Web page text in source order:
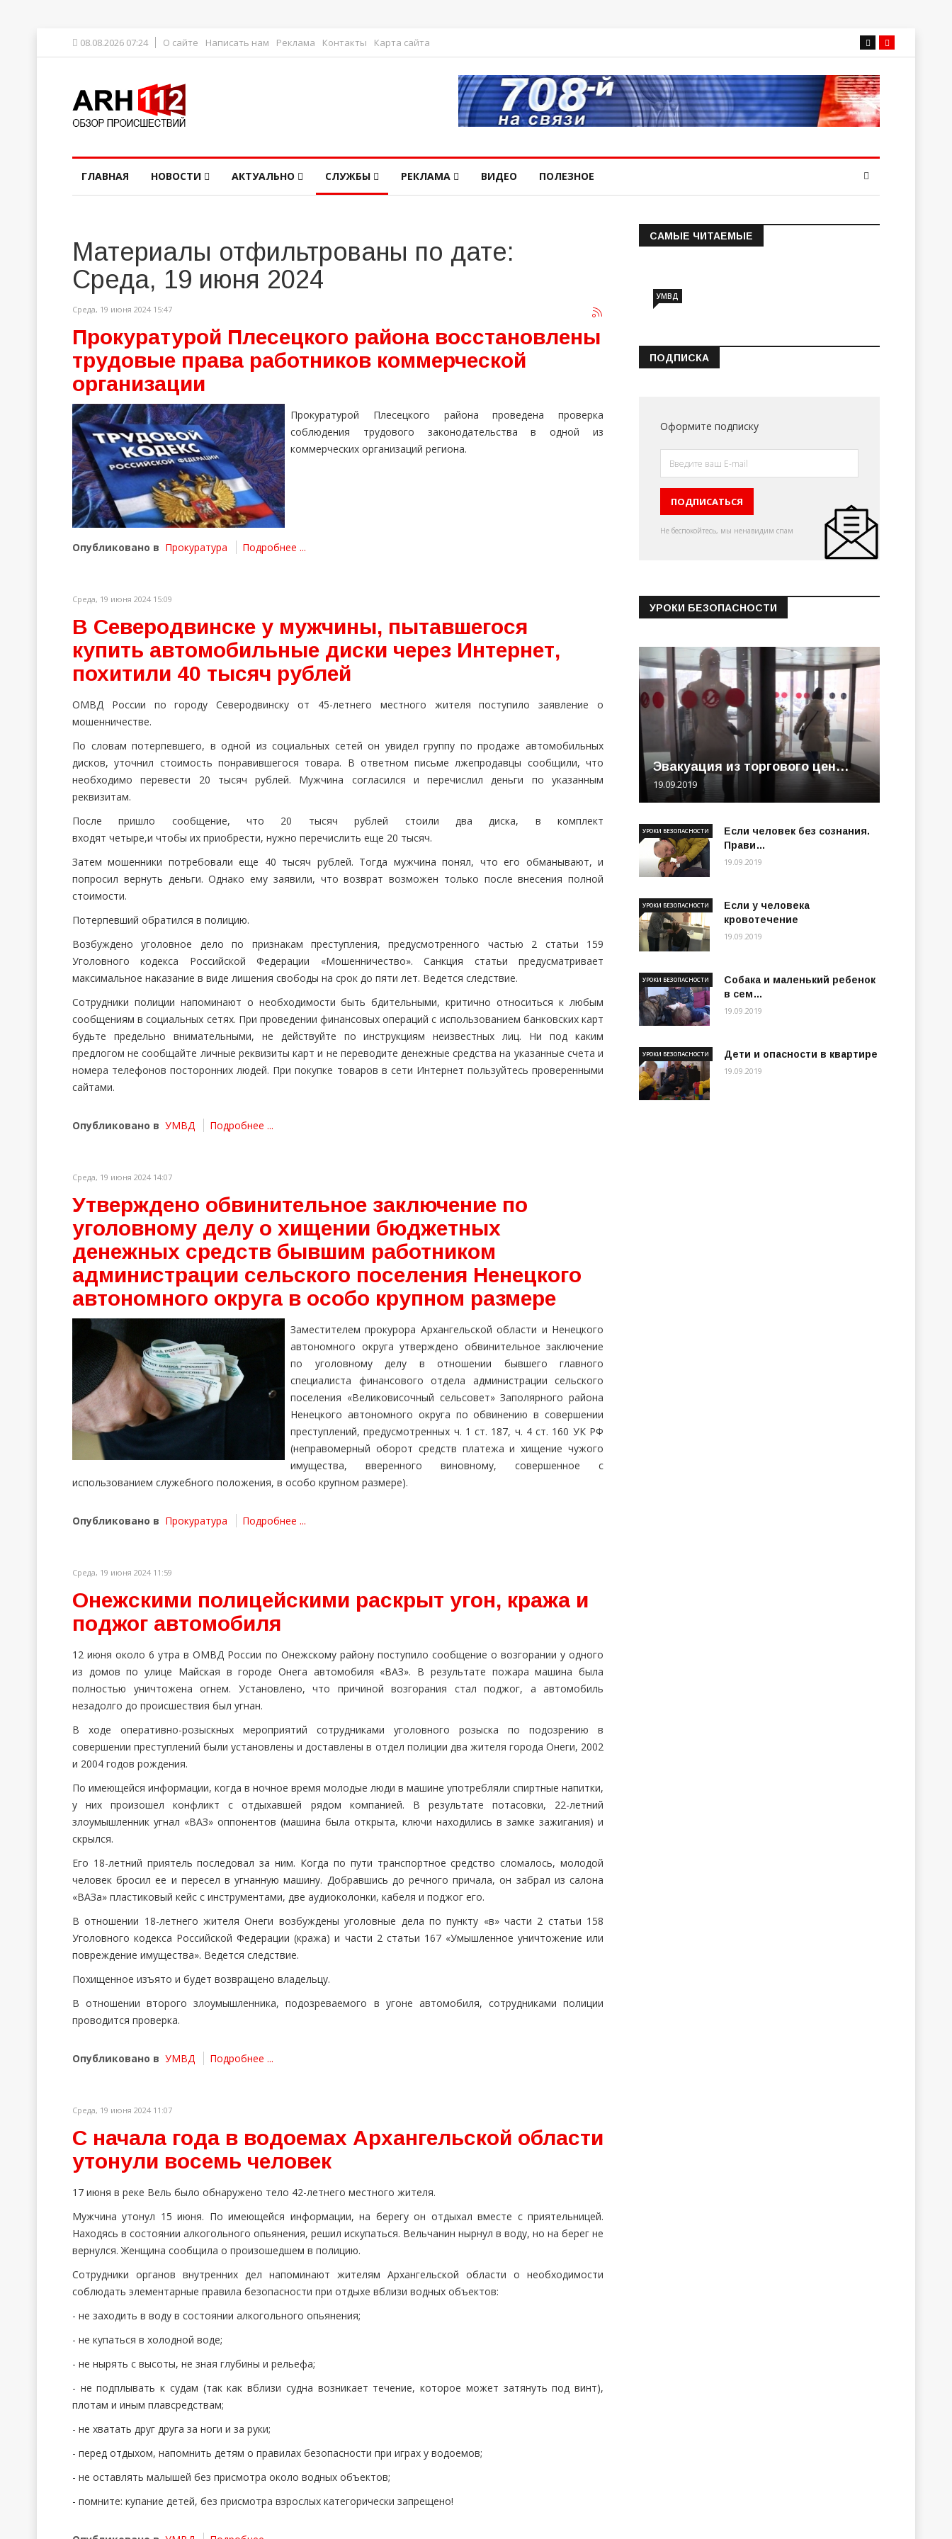
08.08.2026 07:24 О сайте Написать нам Реклама Контакты Карта сайта
ГЛАВНАЯ НОВОСТИ АКТУАЛЬНО СЛУЖБЫ РЕКЛАМА ВИДЕО ПОЛЕЗНОЕ
Материалы отфильтрованы по дате:
Среда, 19 июня 2024
Среда, 19 июня 2024 15:47
Прокуратурой Плесецкого района восстановлены
трудовые права работников коммерческой
организации
Прокуратурой Плесецкого района проведена проверка
соблюдения трудового законодательства в одной из
коммерческих организаций региона.
Опубликовано в Прокуратура Подробнее ...
Среда, 19 июня 2024 15:09
В Северодвинске у мужчины, пытавшегося
купить автомобильные диски через Интернет,
похитили 40 тысяч рублей
ОМВД России по городу Северодвинску от 45-летнего местного жителя поступило заявление о
мошенничестве.
По словам потерпевшего, в одной из социальных сетей он увидел группу по продаже автомобильных
дисков, уточнил стоимость понравившегося товара. В ответном письме лжепродавцы сообщили, что
необходимо перевести 20 тысяч рублей. Мужчина согласился и перечислил деньги по указанным
реквизитам.
После пришло сообщение, что 20 тысяч рублей стоили два диска, в комплект
входят четыре,и чтобы их приобрести, нужно перечислить еще 20 тысяч.
Затем мошенники потребовали еще 40 тысяч рублей. Тогда мужчина понял, что его обманывают, и
попросил вернуть деньги. Однако ему заявили, что возврат возможен только после внесения полной
стоимости.
Потерпевший обратился в полицию.
Возбуждено уголовное дело по признакам преступления, предусмотренного частью 2 статьи 159
Уголовного кодекса Российской Федерации «Мошенничество». Санкция статьи предусматривает
максимальное наказание в виде лишения свободы на срок до пяти лет. Ведется следствие.
Сотрудники полиции напоминают о необходимости быть бдительными, критично относиться к любым
сообщениям в социальных сетях. При проведении финансовых операций с использованием банковских карт
будьте предельно внимательными, не действуйте по инструкциям неизвестных лиц. Ни под каким
предлогом не сообщайте личные реквизиты карт и не переводите денежные средства на указанные счета и
номера телефонов посторонних людей. При покупке товаров в сети Интернет пользуйтесь проверенными
сайтами.
Опубликовано в УМВД Подробнее ...
Среда, 19 июня 2024 14:07
Утверждено обвинительное заключение по
уголовному делу о хищении бюджетных
денежных средств бывшим работником
администрации сельского поселения Ненецкого
автономного округа в особо крупном размере
Заместителем прокурора Архангельской области и Ненецкого
автономного округа утверждено обвинительное заключение
по уголовному делу в отношении бывшего главного
специалиста финансового отдела администрации сельского
поселения «Великовисочный сельсовет» Заполярного района
Ненецкого автономного округа по обвинению в совершении
преступлений, предусмотренных ч. 1 ст. 187, ч. 4 ст. 160 УК РФ
(неправомерный оборот средств платежа и хищение чужого
имущества, вверенного виновному, совершенное с
использованием служебного положения, в особо крупном размере).
Опубликовано в Прокуратура Подробнее ...
Среда, 19 июня 2024 11:59
Онежскими полицейскими раскрыт угон, кража и
поджог автомобиля
12 июня около 6 утра в ОМВД России по Онежскому району поступило сообщение о возгорании у одного
из домов по улице Майская в городе Онега автомобиля «ВАЗ». В результате пожара машина была
полностью уничтожена огнем. Установлено, что причиной возгорания стал поджог, а автомобиль
незадолго до происшествия был угнан.
В ходе оперативно-розыскных мероприятий сотрудниками уголовного розыска по подозрению в
совершении преступлений были установлены и доставлены в отдел полиции два жителя города Онеги, 2002
и 2004 годов рождения.
По имеющейся информации, когда в ночное время молодые люди в машине употребляли спиртные напитки,
у них произошел конфликт с отдыхавшей рядом компанией. В результате потасовки, 22-летний
злоумышленник угнал «ВАЗ» оппонентов (машина была открыта, ключи находились в замке зажигания) и
скрылся.
Его 18-летний приятель последовал за ним. Когда по пути транспортное средство сломалось, молодой
человек бросил ее и пересел в угнанную машину. Добравшись до речного причала, он забрал из салона
«ВАЗа» пластиковый кейс с инструментами, две аудиоколонки, кабеля и поджог его.
В отношении 18-летнего жителя Онеги возбуждены уголовные дела по пункту «в» части 2 статьи 158
Уголовного кодекса Российской Федерации (кража) и части 2 статьи 167 «Умышленное уничтожение или
повреждение имущества». Ведется следствие.
Похищенное изъято и будет возвращено владельцу.
В отношении второго злоумышленника, подозреваемого в угоне автомобиля, сотрудниками полиции
проводится проверка.
Опубликовано в УМВД Подробнее ...
Среда, 19 июня 2024 11:07
С начала года в водоемах Архангельской области
утонули восемь человек
17 июня в реке Вель было обнаружено тело 42-летнего местного жителя.
Мужчина утонул 15 июня. По имеющейся информации, на берегу он отдыхал вместе с приятельницей.
Находясь в состоянии алкогольного опьянения, решил искупаться. Вельчанин нырнул в воду, но на берег не
вернулся. Женщина сообщила о произошедшем в полицию.
Сотрудники органов внутренних дел напоминают жителям Архангельской области о необходимости
соблюдать элементарные правила безопасности при отдыхе вблизи водных объектов:
- не заходить в воду в состоянии алкогольного опьянения;
- не купаться в холодной воде;
- не нырять с высоты, не зная глубины и рельефа;
- не подплывать к судам (так как вблизи судна возникает течение, которое может затянуть под винт),
плотам и иным плавсредствам;
- не хватать друг друга за ноги и за руки;
- перед отдыхом, напомнить детям о правилах безопасности при играх у водоемов;
- не оставлять малышей без присмотра около водных объектов;
- помните: купание детей, без присмотра взрослых категорически запрещено!
САМЫЕ ЧИТАЕМЫЕ
Информация о состоянии
УМВД
ПОДПИСКА
Оформите подписку
Не беспокойтесь, мы ненавидим спам
УРОКИ БЕЗОПАСНОСТИ
Эвакуация из торгового цен…
19.09.2019
Если человек без сознания.
Прави…
УРОКИ БЕЗОПАСНОСТИ
19.09.2019
Если у человека
кровотечение
УРОКИ БЕЗОПАСНОСТИ
19.09.2019
Собака и маленький ребенок
в сем…
УРОКИ БЕЗОПАСНОСТИ
19.09.2019
Дети и опасности в квартире
УРОКИ БЕЗОПАСНОСТИ
19.09.2019